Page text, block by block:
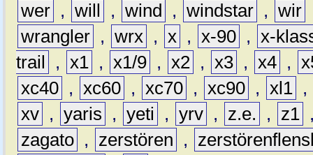
wer , will , wind , windstar , wir
wrangler , wrx , x , x-90 , x-
trail
, x1 , x1/9 , x2 , x3 , x4 ,
xc40 , xc60 , xc70 , xc90 , xl1 ,
xv , yaris , yeti , yrv , z.e. , z1
zagato , zerstören ,